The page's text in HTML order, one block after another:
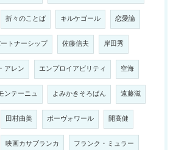
折々のことば キルケゴール 恋愛論
トナーシップ 佐藤信夫 岸田秀
アレン エンプロイアビリティ 空海
ンテーニュ よみかきそろばん 遠藤滋
田村由美 ボーヴォワール 開高健
映画カサブランカ フランク・ミュラー